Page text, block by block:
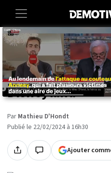
Accueil Societe Insolite
En couple, ils
en mariage au
Disneyland
Par Mathieu D'Hondt
Publié le 22/02/2024 à 16h30
Ajouter